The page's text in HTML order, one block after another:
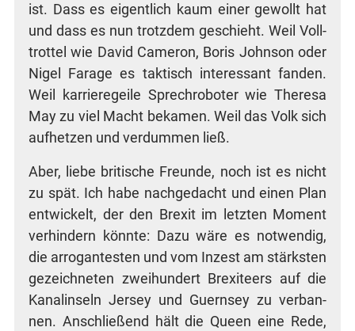
ist. Dass es eigent­lich kaum einer gewollt hat
und dass es nun trotz­dem geschieht. Weil Voll­
trot­tel wie David Came­ron, Boris John­son oder
Nigel Fara­ge es tak­tisch inter­es­sant fan­den.
Weil kar­rie­re­gei­le Sprech­ro­bo­ter wie The­re­sa
May zu viel Macht beka­men. Weil das Volk sich
auf­het­zen und ver­dum­men ließ.
Aber, lie­be bri­ti­sche Freun­de, noch ist es nicht
zu spät. Ich habe nach­ge­dacht und einen Plan
ent­wi­ckelt, der den Brexit im letz­ten Moment
ver­hin­dern könn­te: Dazu wäre es not­wen­dig,
die arro­gan­tes­ten und vom Inzest am stärks­ten
gezeich­ne­ten zwei­hun­dert Brexi­te­ers auf die
Kanal­in­seln Jer­sey und Guern­sey zu ver­ban­
nen. Anschlie­ßend hält die Queen eine Rede,